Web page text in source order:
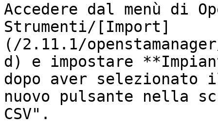
Accedere dal menù di
Strumenti/[Import]
(/2.11.1/
d) e impostare
dopo aver
nuovo pulsante nella
CSV".